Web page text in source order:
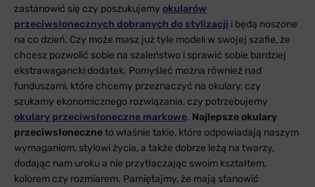
zastanowić się czy poszukujemy okularów
przeciwsłonecznych dobranych do stylizacji i będą noszone
na co dzień. Czy może masz już tyle modeli w swojej szafie, że
chcesz pozwolić sobie na szaleństwo i sprawić sobie bardziej
ekstrawagancki dodatek. Pomyśleć można również nad
funduszami, które chcemy przeznaczyć na okulary, czy
szukamy ekonomicznego rozwiązania, czy potrzebujemy
okulary przeciwsłoneczne markowe. Najlepsze okulary
przeciwsłoneczneto właśnie takie, które odpowiadają naszym
wymaganiom, stylowi życia, a także dobrze leżą na twarzy,
dodając nam uroku a nie przytłaczając swoim kształtem,
kolorem czy rozmiarem. Pamiętajmy, że mają stanowić